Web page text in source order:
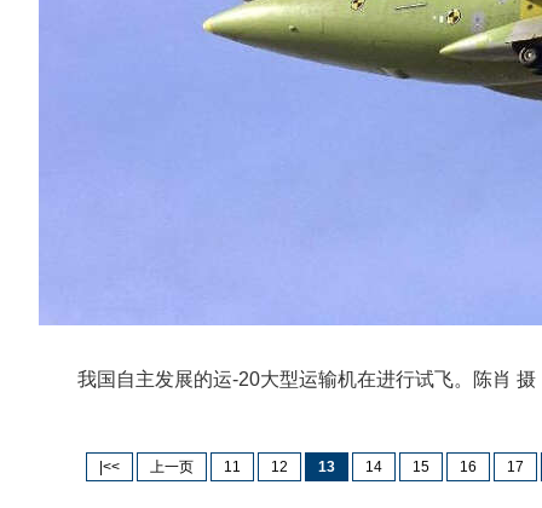
我国自主发展的运-20大型运输机在进行试飞。陈肖 摄
|<< 上一页 11 12 13 14 15 16 17